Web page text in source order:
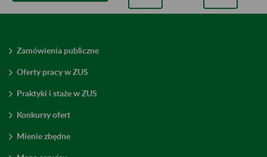
Zamówienia publiczne
Oferty pracy w ZUS
Praktyki i staże w ZUS
Konkursy ofert
Mienie zbędne